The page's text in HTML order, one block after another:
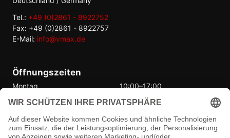
Tel.: +49 (0)2861 - 8922752
Fax: +49 (0)2861 - 8922757
E-Mail: info@vmax.de
Öffnungszeiten
Montag
10:00–17:00
Dienstag
10:00–17:00
Donnerstag
10:00–17:00